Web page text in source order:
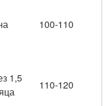
100-110
1,5
110-120